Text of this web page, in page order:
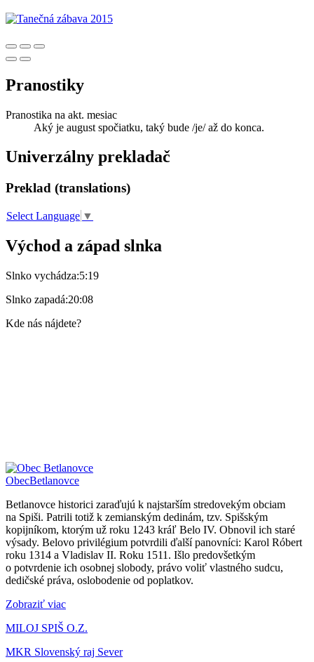
Pranostiky
Pranostika na akt. mesiac
Aký je august spočiatku, taký bude /je/ až do konca.
Univerzálny prekladač
Preklad (translations)
Select Language ▼
Východ a západ slnka
Slnko vychádza:5:19
Slnko zapadá:20:08
Kde nás nájdete?
ObecBetlanovce
Betlanovce historici zaraďujú k najstarším stredovekým obciam
na Spiši. Patrili totiž k zemianským dedinám, tzv. Spišským
kopijníkom, ktorým už roku 1243 kráľ Belo IV. Obnovil ich staré
výsady. Belovo privilégium potvrdili ďalší panovníci: Karol Róbert
roku 1314 a Vladislav II. Roku 1511. Išlo predovšetkým
o potvrdenie ich osobnej slobody, právo voliť vlastného sudcu,
dedičské práva, oslobodenie od poplatkov.
Zobraziť viac
MILOJ SPIŠ O.Z.
MKR Slovenský raj Sever